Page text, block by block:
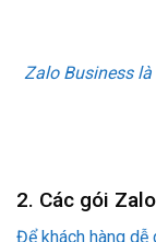
Zalo Business
2. Các gói
Để khách hàng dễ